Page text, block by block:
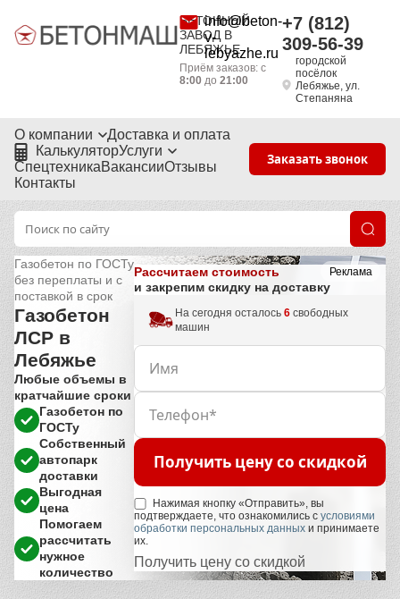
БЕТОННЫЙ
ЗАВОД В
ЛЕБЯЖЬЕ
info@beton-
v-
lebyazhe.ru
Приём заказов: с
8:00до 21:00
+7 (812)
309-56-39
городской
посёлок
Лебяжье, ул.
Степаняна
О компании
Доставка и оплата
КалькуляторУслуги
СпецтехникаВакансииОтзывы
Контакты
Заказать звонок
Реклама
Газобетон по ГОСТу
без переплаты и с
поставкой в срок
Газобетон
ЛСР в
Лебяжье
Любые объемы в
кратчайшие сроки
Газобетон по
ГОСТу
Собственный
автопарк
доставки
Выгодная
цена
Помогаем
рассчитать
нужное
количество
Рассчитаем стоимость
и закрепим скидку на доставку
На сегодня осталось6 свободных
машин
Получить цену со скидкой
Нажимая кнопку «Отправить», вы
подтверждаете, что ознакомились сусловиями
обработки персональных данных и принимаете
их.
Получить цену со скидкой